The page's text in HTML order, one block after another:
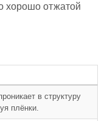
хорошо отжатой
в структуру
плёнки.